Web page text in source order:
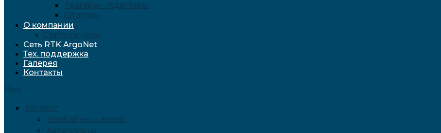
Трегеры – Адаптеры
Штативы
О компании
Сертификаты
Сеть RTK ArgoNet
Тех. поддержка
Галерея
Контакты
Menu
Каталог
Комбайны и жатки
Автопилоты